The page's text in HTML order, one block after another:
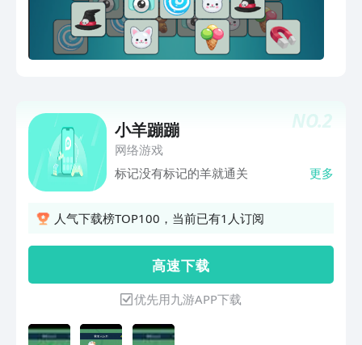
NO.2
小羊蹦蹦
网络游戏
标记没有标记的羊就通关
更多
人气下载榜TOP100，当前已有1人订阅
高 速 下 载
优先用九游APP下载